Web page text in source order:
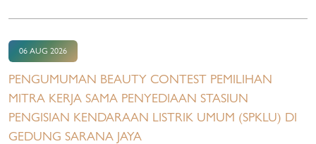
06 AUG 2026
PENGUMUMAN BEAUTY CONTEST PEMILIHAN
MITRA KERJA SAMA PENYEDIAAN STASIUN
PENGISIAN KENDARAAN LISTRIK UMUM (SPKLU) DI
GEDUNG SARANA JAYA